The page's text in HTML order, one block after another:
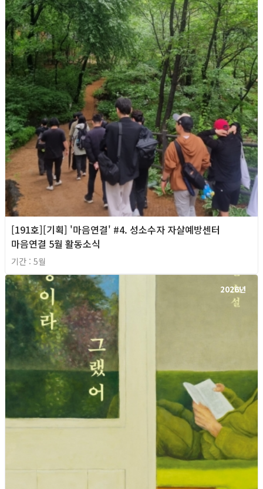
[191호][기획] '마음연결' #4. 성소수자 자살예방센터
마음연결 5월 활동소식
기간 : 5월
2026년